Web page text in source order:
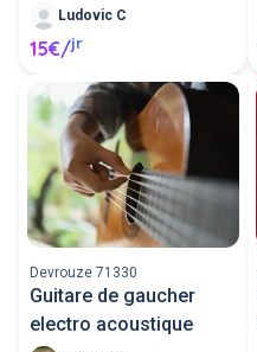
Ludovic C
15€/jr
Devrouze 71330
Guitare de gaucher
electro acoustique